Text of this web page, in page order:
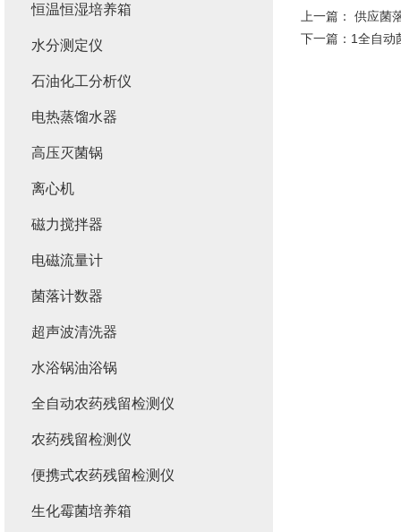
上一篇： 供应菌
下一篇： 1全自动
恒温恒湿培养箱
水分测定仪
石油化工分析仪
电热蒸馏水器
高压灭菌锅
离心机
磁力搅拌器
电磁流量计
菌落计数器
超声波清洗器
水浴锅油浴锅
全自动农药残留检测仪
农药残留检测仪
便携式农药残留检测仪
生化霉菌培养箱